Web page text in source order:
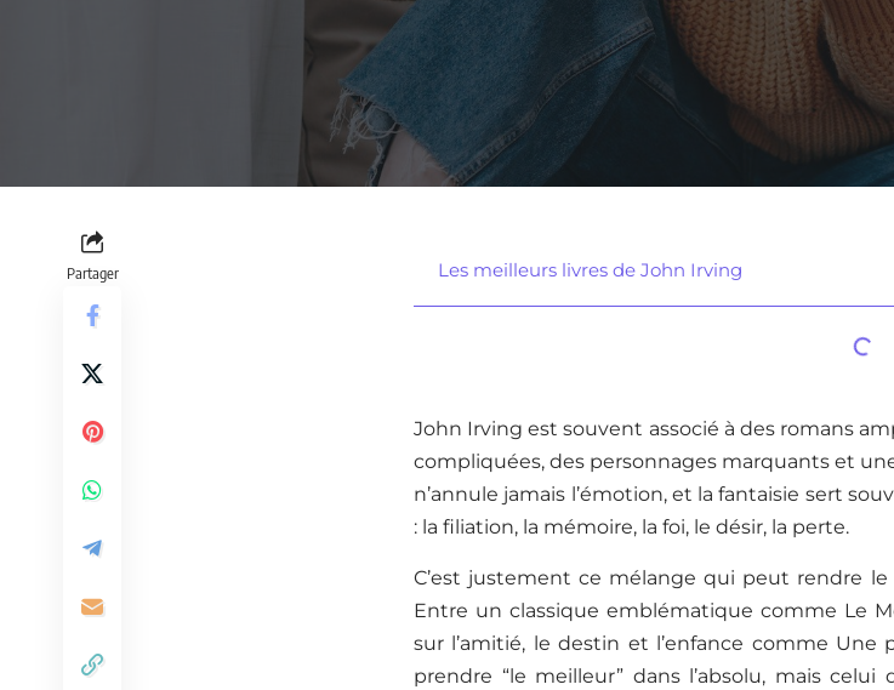
Partager Les meilleurs livres de John Irving
John Irving est souvent associé à des romans
compliquées, des personnages marquants et
n’annule jamais l’émotion, et la fantaisie sert
: la filiation, la mémoire, la foi, le désir, la perte.
C’est justement ce mélange qui peut rendre
Entre un classique emblématique comme Le
sur l’amitié, le destin et l’enfance comme Une
prendre “le meilleur” dans l’absolu, mais